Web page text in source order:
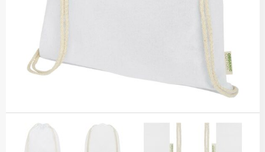
Papieren tassen
Reistassen
Schoudertassen